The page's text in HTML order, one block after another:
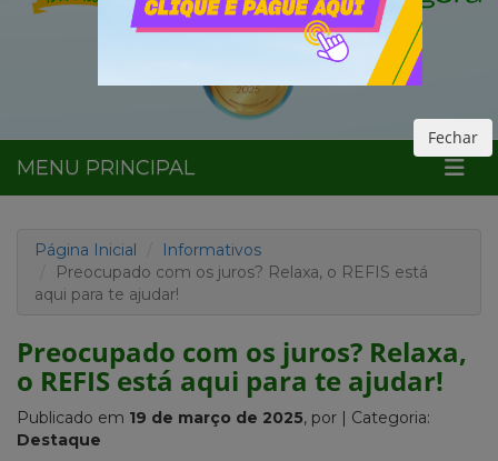
MENU PRINCIPAL
Página Inicial
Informativos
Preocupado com os juros? Relaxa, o REFIS está
aqui para te ajudar!
Preocupado com os juros? Relaxa,
o REFIS está aqui para te ajudar!
Publicado em 19 de março de 2025, por | Categoria:
Destaque
Fechar